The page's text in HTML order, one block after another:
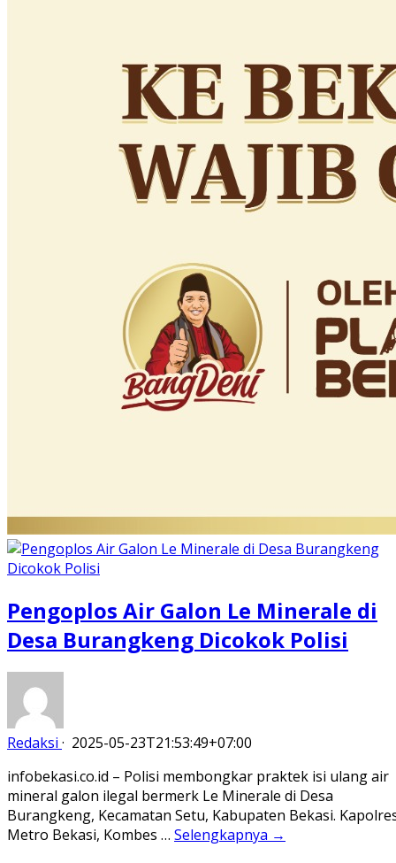
Pengoplos Air Galon Le Minerale di
Desa Burangkeng Dicokok Polisi
Redaksi · 2025-05-23T21:53:49+07:00
infobekasi.co.id – Polisi membongkar praktek isi ulang air
mineral galon ilegal bermerk Le Minerale di Desa
Burangkeng, Kecamatan Setu, Kabupaten Bekasi.
Metro Bekasi, Kombes … Selengkapnya →